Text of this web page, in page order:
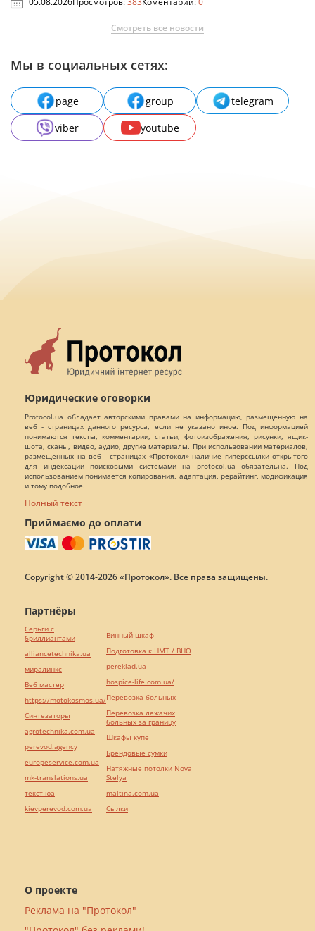
Смотреть все новости
Мы в социальных сетях:
page group
telegram
viber
youtube
Юридические оговорки
Protocol.ua обладает авторскими правами на информацию, размещенную на
веб - страницах данного ресурса, если не указано иное. Под информацией
понимаются тексты, комментарии, статьи, фотоизображения, рисунки, ящик-
шота, сканы, видео, аудио, другие материалы. При использовании материалов,
размещенных на веб - страницах «Протокол» наличие гиперссылки открытого
для индексации поисковыми системами на protocol.ua обязательна. Под
использованием понимается копирования, адаптация, рерайтинг, модификация
и тому подобное.
Полный текст
Приймаємо до оплати
Copyright © 2014-2026 «Протокол». Все права защищены.
О проекте
Реклама на "Протокол"
Партнёры
Серьги с
бриллиантами
alliancetechnika.ua
миралинкс
Веб мастер
https://motokosmos.ua/
Синтезаторы
agrotechnika.com.ua
perevod.agency
europeservice.com.ua
mk-translations.ua
текст юа
kievperevod.com.ua
Винный шкаф
Подготовка к НМТ / ВНО
pereklad.ua
hospice-life.com.ua/
Перевозка больных
Перевозка лежачих
больных за границу
Шкафы купе
Брендовые сумки
Натяжные потолки Nova
Stelya
maltina.com.ua
Cылки